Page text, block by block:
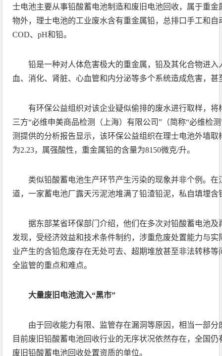
士电池主要从事铅酸蓄电池制造和废旧电池回收，属于重
物外，理士电池的工业废水含有重金属铅，总排口手工和
COD、pH和铅。
铅是一种对人体危害极大的重金属，铅及其化合物进
血、消化、肾脏、心血管和内分泌等多个系统造成危害，甚
有环保公益组织对该企业疑似偷排的废水进行取样，
三方“必维申美商品检测（上海）有限公司”（简称“必维检
测提供的分析报告显示，该环保公益组织在理士电池外墙
为2.23，属强酸性，重金属铅的含量为8150微克/升。
类似铅酸蓄电池生产环节产生污染的现象并非个例。
道，一家蓄电池厂露天污泥池堆满了铅渣铅泥，私自填埋含
据东部某省环保部门介绍，他们在多次对铅酸蓄电池
发现，受经济效益和技术条件制约，涉重危废处置能力与
业产生的含铅危废存在无处可去、超期堆放甚至非法转移
全监管的重点和难点。
大量废旧电池流入“黑市”
由于回收能力有限、监管存在漏洞等原因，相当一部分
目前废旧铅酸蓄电池回收行业的无序状况依然存在，全国
废旧铅酸蓄电池回收处置资质的单位。